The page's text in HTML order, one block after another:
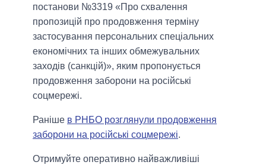
постанови №3319 «Про схвалення
пропозицій про продовження терміну
застосування персональних спеціальних
економічних та інших обмежувальних
заходів (санкцій)», яким пропонується
продовження заборони на російські
соцмережі.
Раніше в РНБО розглянули продовження
заборони на російські соцмережі.
Отримуйте оперативно найважливіші